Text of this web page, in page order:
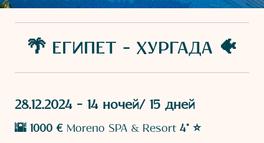
🌴 ЕГИПЕТ - ХУРГАДА 🐠
28.12.2024 - 14 ночей/ 15 дней
🌇 1000 € Moreno SPA & Resort 4* ⭐️